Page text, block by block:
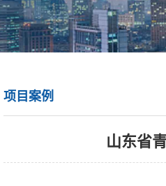
项目案例
山东省